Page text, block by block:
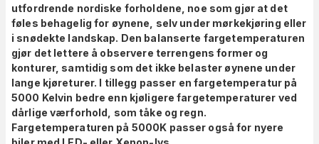
utfordrende nordiske forholdene, noe som gjør at det
føles behagelig for øynene, selv under mørkekjøring eller
i snødekte landskap. Den balanserte fargetemperaturen
gjør det lettere å observere terrengens former og
konturer, samtidig som det ikke belaster øynene under
lange kjøreturer. I tillegg passer en fargetemperatur på
5000 Kelvin bedre enn kjøligere fargetemperaturer ved
dårlige værforhold, som tåke og regn.
Fargetemperaturen på 5000K passer også for nyere